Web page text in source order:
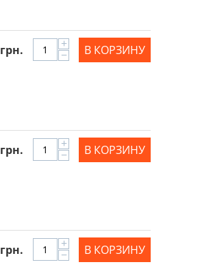
грн. +
− В КОРЗИНУ
грн. +
− В КОРЗИНУ
грн. +
− В КОРЗИНУ